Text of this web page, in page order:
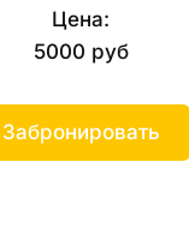
Цена:
5000 руб
Забронировать